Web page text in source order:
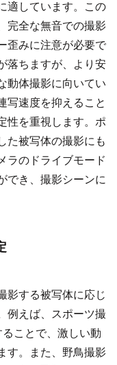
適しています。この
完全な無音での撮影
歪みに注意が必要で
落ちますが、より安
動体撮影に向いてい
写速度を抑えること
性を重視します。ポ
た被写体の撮影にも
ラのドライブモード
でき、撮影シーンに
影する被写体に応じ
例えば、スポーツ撮
ことで、激しい動
す。また、野鳥撮影